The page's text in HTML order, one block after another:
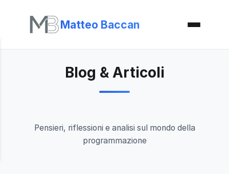
Matteo Baccan
Blog & Articoli
Pensieri, riflessioni e analisi sul mondo della
programmazione